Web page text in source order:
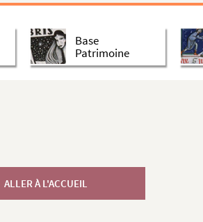
Base
Patrimoine
ALLER À L'ACCUEIL